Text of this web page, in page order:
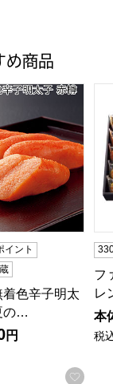
め商品
せ】
お中元】
録する
着色辛子明太子
イント
色辛子明太
の…
円
お気
フ
レ
本
税